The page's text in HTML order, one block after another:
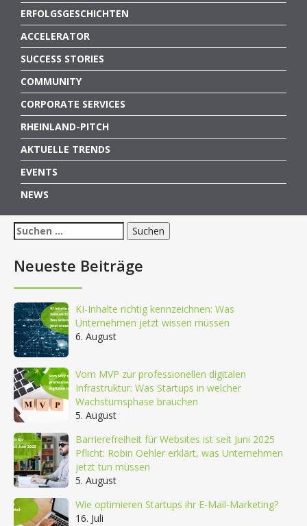
ERFOLGSGESCHICHTEN
ACCELERATOR
SUCCESS STORIES
COMMUNITY
CORPORATE SERVICES
RHEINLAND-PITCH
AKTUELLE TRENDS
EVENTS
NEWS
Suchen
nach:
Neueste Beiträge
KI-Inhalte richtig kennzeichnen: Was
Unternehmen jetzt wissen müssen
6. August
Vom MVP zur professionellen digitalen
Infrastruktur: Was Startups in welcher
Wachstumsphase brauchen
5. August
Barrierefreiheit für Websites ist seit Juni 2025
Pflicht: Robin Oehler erklärt, was Unternehmen
jetzt tun müssen
5. August
Wie optimieren Startups ihr E-Mail-Marketing?
16. Juli